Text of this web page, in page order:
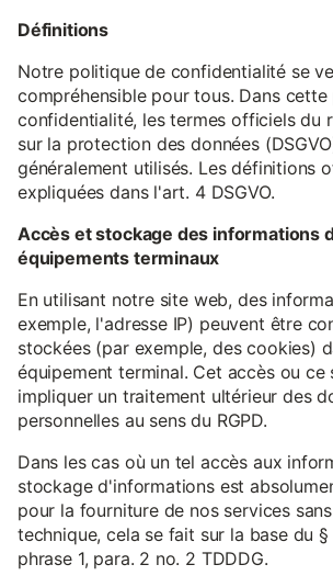
Définitions
Notre politique de confidentialité se
compréhensible pour tous. Dans
confidentialité, les termes officiels du
sur la protection des données
généralement utilisés. Les définitions
expliquées dans l'art. 4 DSGVO.
Accès et stockage des informations
équipements terminaux
En utilisant notre site web, des
exemple, l'adresse IP) peuvent être
stockées (par exemple, des cookies)
équipement terminal. Cet accès ou ce
impliquer un traitement ultérieur des
personnelles au sens du RGPD.
Dans les cas où un tel accès aux
stockage d'informations est
pour la fourniture de nos services
technique, cela se fait sur la base du §
phrase 1, para. 2 no. 2 TDDDG.